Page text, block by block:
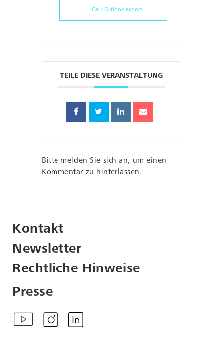
+ iCal / Outlook export
TEILE DIESE VERANSTALTUNG
Bitte melden Sie sich an, um einen
Kommentar zu hinterlassen.
Kontakt
Newsletter
Rechtliche Hinweise
Presse